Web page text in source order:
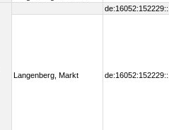
Langenberg, Markt